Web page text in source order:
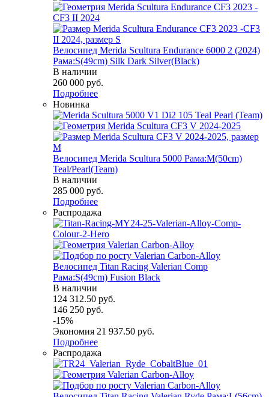
Велосипед Merida Scultura Endurance 6000 2 (2024)
Рама:S(49cm) Silk Dark Silver(Black)
В наличии
260 000 руб.
Подробнее
Новинка
Велосипед Merida Scultura 5000 Рама:M(50cm)
Teal/Pearl(Team)
В наличии
285 000 руб.
Подробнее
Распродажа
Велосипед Titan Racing Valerian Comp
Рама:S(49cm) Fusion Black
В наличии
124 312.50 руб.
146 250 руб.
-15%
Экономия 21 937.50 руб.
Подробнее
Распродажа